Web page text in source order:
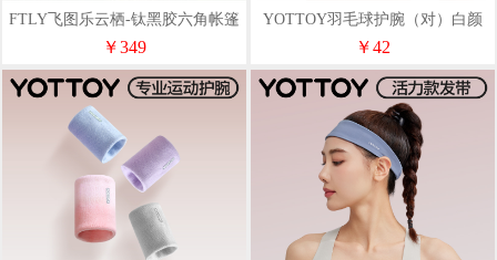
FTLY飞图乐云栖-钛黑胶六角帐篷
ZP0802
￥349
YOTTOY羽毛球护腕（对）白颜
色、复古绿
￥42